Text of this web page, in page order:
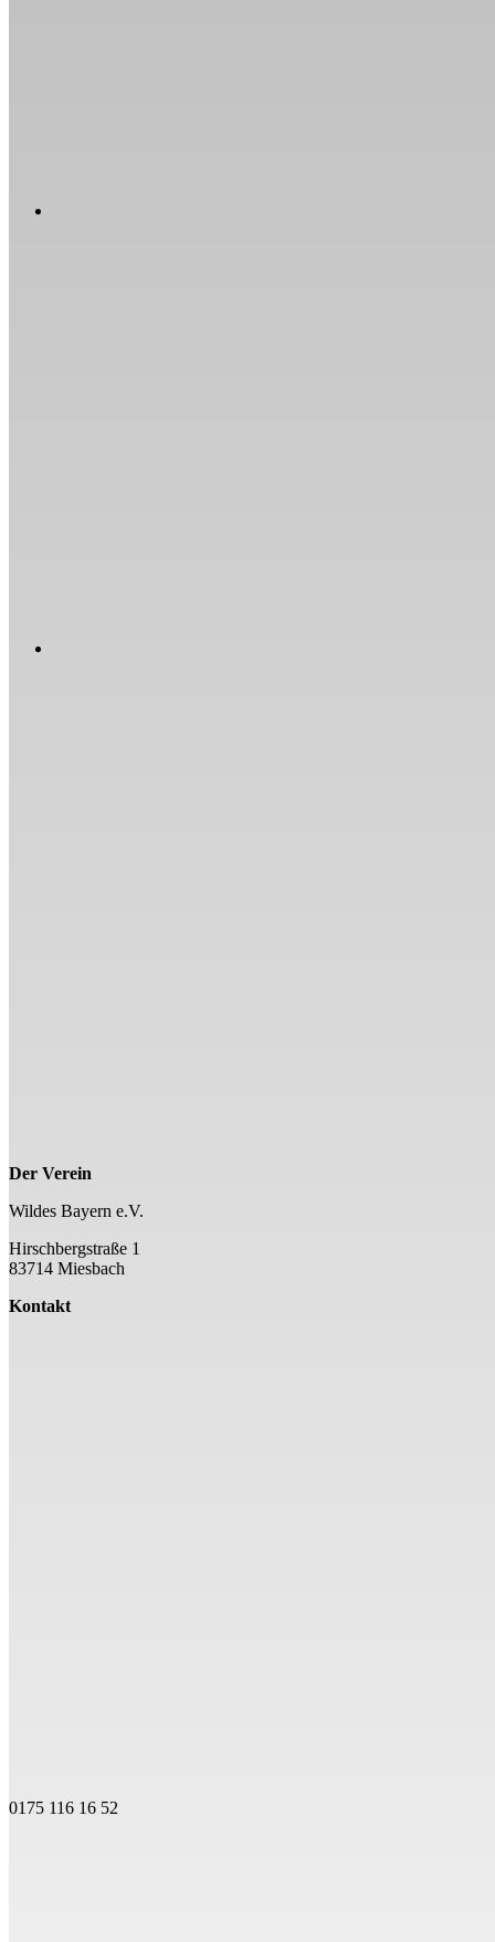
Der Verein
Wildes Bayern e.V.
Hirschbergstraße 1
83714 Miesbach
Kontakt
0175 116 16 52